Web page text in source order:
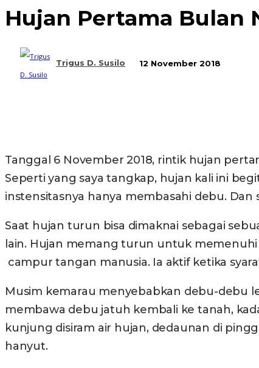
Hujan Pertama Bulan
Trigus D. Susilo 12 November 2018
Tanggal 6 November 2018, rintik hujan
Seperti yang saya tangkap, hujan kali ini
instensitasnya hanya membasahi debu.
Saat hujan turun bisa dimaknai sebagai
lain. Hujan memang turun untuk
campur tangan manusia. Ia aktif ketika
Musim kemarau menyebabkan debu-debu
membawa debu jatuh kembali ke tanah,
kunjung disiram air hujan, dedaunan di
hanyut.